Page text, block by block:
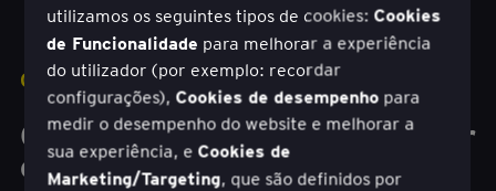
CASO DE ESTUDO | SKISTAR
Como a estratégia conduzida por
experimentos leva à ação
utilizamos os seguintes tipos de cookies: Cookies
de Funcionalidade para melhorar a experiência
do utilizador (por exemplo: recordar
configurações), Cookies de desempenho para
medir o desempenho do website e melhorar a
sua experiência, e Cookies de
Marketing/Targeting, que são definidos por